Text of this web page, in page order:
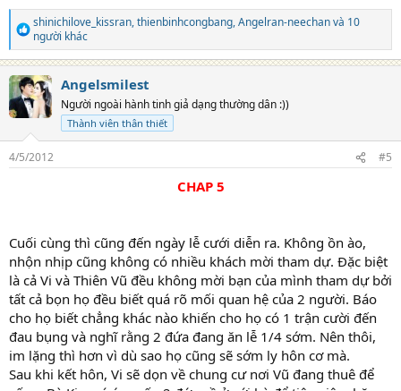
R
e
a
c
t
i
o
s
:
shinichilove_kissran,thienbinhcongbang,Angelran-neechanvà 10
người khác
Angelsmilest
Người ngoài hành tinh giả dạng thường dân :))
Thành viên thân thiết
4/5/2012 #5
CHAP 5​
Cuối cùng thì cũng đến ngày lễ cưới diễn ra. Không ồn ào,
nhộn nhịp cũng không có nhiều khách mời tham dự. Đặc biệt
là cả Vi và Thiên Vũ đều không mời bạn của mình tham dự bởi
tất cả bọn họ đều biết quá rõ mối quan hệ của 2 người. Báo
cho họ biết chẳng khác nào khiến cho họ có 1 trận cười đến
đau bụng và nghĩ rằng 2 đứa đang ăn lễ 1/4 sớm. Nên thôi,
im lặng thì hơn vì dù sao họ cũng sẽ sớm ly hôn cơ mà.
Sau khi kết hôn, Vi sẽ dọn về chung cư nơi Vũ đang thuê để